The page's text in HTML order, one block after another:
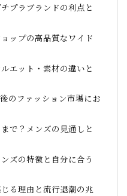
プラブランドの利点と
ップの高品質なワイド
エット・素材の違いと
のファッション市場にお
で？メンズの見通しと
ズの特徴と自分に合う
る理由と流行退潮の兆